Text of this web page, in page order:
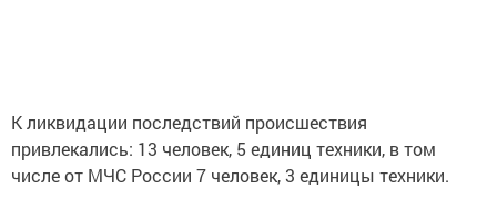
К ликвидации последствий происшествия
привлекались: 13 человек, 5 единиц техники, в том
числе от МЧС России 7 человек, 3 единицы техники.